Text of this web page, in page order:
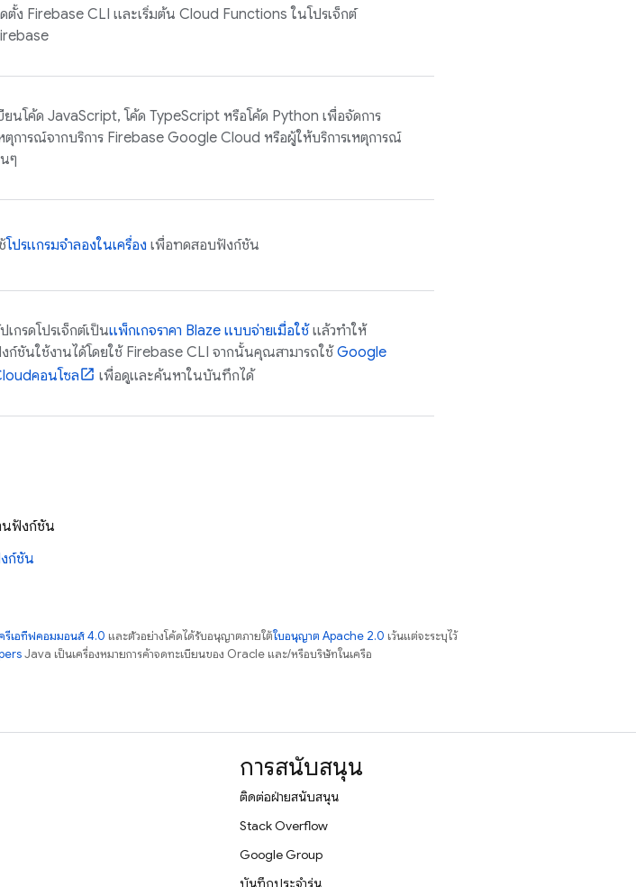
ตั้ง Firebase CLI และเริ่มต้น Cloud Functions ในโปรเจ็กต์
ยนโค้ด JavaScript, โค้ด TypeScript หรือโค้ด Python เพื่อจัดการ
ตุการณ์จากบริการ Firebase Google Cloud หรือผู้ให้บริการเหตุการณ์
ๆ
โปรแกรมจำลองในเครื่อง เพื่อทดสอบฟังก์ชัน
เกรดโปรเจ็กต์เป็นแพ็กเกจราคา Blaze แบบจ่ายเมื่อใช้ แล้วทำให้
ก์ชันใช้งานได้โดยใช้ Firebase CLI จากนั้นคุณสามารถใช้ Google
คอนโซล เพื่อดูและค้นหาในบันทึกได้
นฟังก์ชัน
ก์ชัน
รีเอทีฟคอมมอนส์ 4.0 และตัวอย่างโค้ดได้รับอนุญาตภายใต้ใบอนุญาต Apache 2.0 เว้นแต่จะระบุไว้
Java เป็นเครื่องหมายการค้าจดทะเบียนของ Oracle และ/หรือบริษัทในเครือ
การสนับสนุน
ติดต่อฝ่ายสนับสนุน
Stack Overflow
Google Group
บันทึกประจำรุ่น